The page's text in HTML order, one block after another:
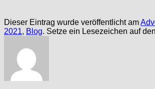
Dieser Eintrag wurde veröffentlicht am
2021, Blog. Setze ein Lesezeichen auf den